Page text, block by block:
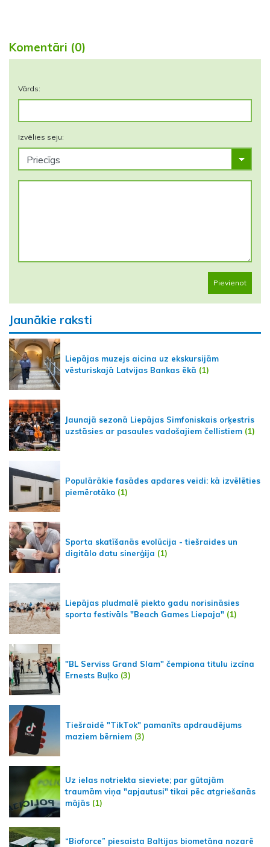
Komentāri (0)
Vārds:
Izvēlies seju:
Pievienot
Jaunākie raksti
Liepājas muzejs aicina uz ekskursijām
vēsturiskajā Latvijas Bankas ēkā (1)
Jaunajā sezonā Liepājas Simfoniskais orķestris
uzstāsies ar pasaules vadošajiem čellistiem (1)
Populārākie fasādes apdares veidi: kā izvēlēties
piemērotāko (1)
Sporta skatīšanās evolūcija - tiešraides un
digitālo datu sinerģija (1)
Liepājas pludmalē piekto gadu norisināsies
sporta festivāls "Beach Games Liepaja" (1)
"BL Serviss Grand Slam" čempiona titulu izcīna
Ernests Buļko (3)
Tiešraidē "TikTok" pamanīts apdraudējums
maziem bērniem (3)
Uz ielas notriekta sieviete; par gūtajām
traumām viņa "apjautusi" tikai pēc atgriešanās
mājās (1)
“Bioforce” piesaista Baltijas biometāna nozarē